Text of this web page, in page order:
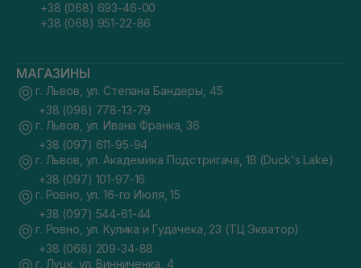
+38 (068) 693-46-00
+38 (068) 951-22-86
МАГАЗИНЫ
г. Львов, ул. Степана Бандеры, 45
+38 (098) 778-13-79
г. Львов, ул. Ивана Франка, 36
+38 (097) 611-95-94
г. Львов, ул. Академика Подстригача, 1В (Duck's Lake)
+38 (097) 101-97-16
г. Ровно, ул. 16-го Июля, 15
+38 (097) 544-61-44
г. Ровно, ул. Кулика и Гудачека, 23 (ТЦ Экватор)
+38 (068) 209-34-88
г. Луцк, ул. Винниченка, 4